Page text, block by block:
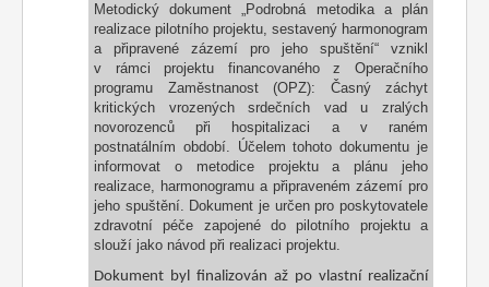
Metodický dokument „Podrobná metodika a plán
realizace pilotního projektu, sestavený harmonogram
a připravené zázemí pro jeho spuštění“ vznikl
v rámci projektu financovaného z Operačního
programu Zaměstnanost (OPZ): Časný záchyt
kritických vrozených srdečních vad u zralých
novorozenců při hospitalizaci a v raném
postnatálním období. Účelem tohoto dokumentu je
informovat o metodice projektu a plánu jeho
realizace, harmonogramu a připraveném zázemí pro
jeho spuštění. Dokument je určen pro poskytovatele
zdravotní péče zapojené do pilotního projektu a
slouží jako návod při realizaci projektu.
Dokument byl finalizován až po vlastní realizační